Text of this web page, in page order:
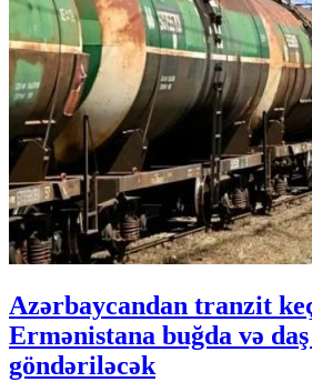
Azərbaycandan tranzit
Ermənistana buğda və
göndəriləcək